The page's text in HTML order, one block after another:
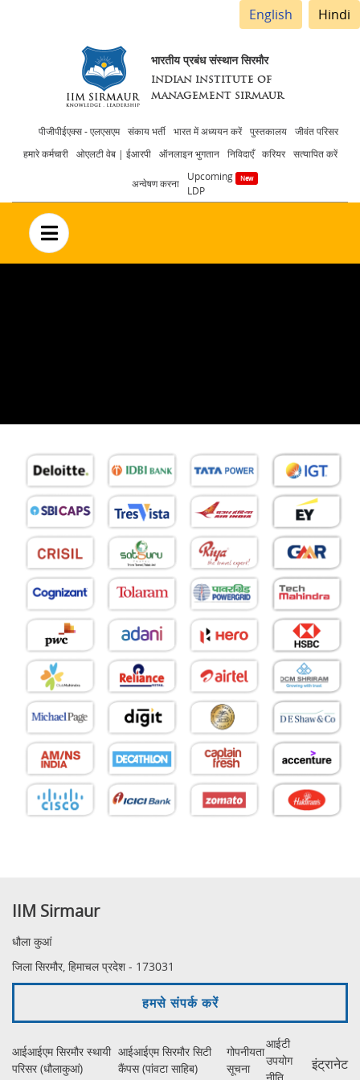
English Hindi
भारतीय प्रबंध संस्थान सिरमौर
INDIAN INSTITUTE OF
MANAGEMENT SIRMAUR
Header
menu
पीजीपीईएक्स - एलएसएम संकाय भर्ती भारत में अध्ययन करें पुस्तकालय
जीवंत परिसर
हमारे कर्मचारी
ओएलटी वेब | ईआरपी ऑनलाइन भुगतान निविदाएँ करियर सत्यापित करें
अन्वेषण करना
Upcoming
LDP
no text
IIM Sirmaur
धौला कुआं
जिला सिरमौर, हिमाचल प्रदेश - 173031
हमसे संपर्क करें
आईआईएम सिरमौर स्थायी
परिसर (धौलाकुआं)
आईआईएम सिरमौर सिटी
कैंपस (पांवटा साहिब)
गोपनीयता
सूचना
आईटी
उपयोग
नीति
इंट्रानेट